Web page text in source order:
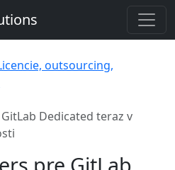
outsourcing,
Dedicated teraz v